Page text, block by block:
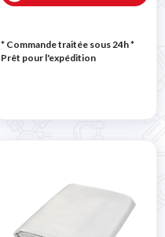
* Commande traitée sous 24h*
Prêt pour l'expédition